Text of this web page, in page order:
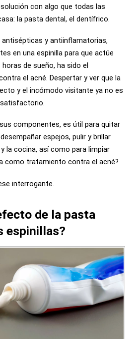
con algo que todas las
la pasta dental, el dentífrico.
antisépticas y antiinflamatorias,
en una espinilla para que actúe
de sueño, ha sido el
el acné. Despertar y ver que la
y el incómodo visitante ya no es
componentes, es útil para quitar
espejos, pulir y brillar
la cocina, así como para limpiar
como tratamiento contra el acné?
interrogante.
de la pasta
espinillas?